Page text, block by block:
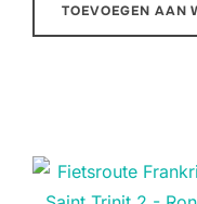
TOEVOEGEN AAN